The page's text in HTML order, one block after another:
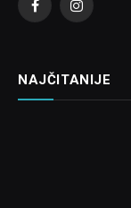
FacebookInstagram
NAJČITANIJE